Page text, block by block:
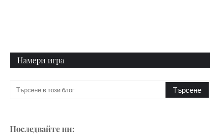
Намери игра
Последвайте ни: